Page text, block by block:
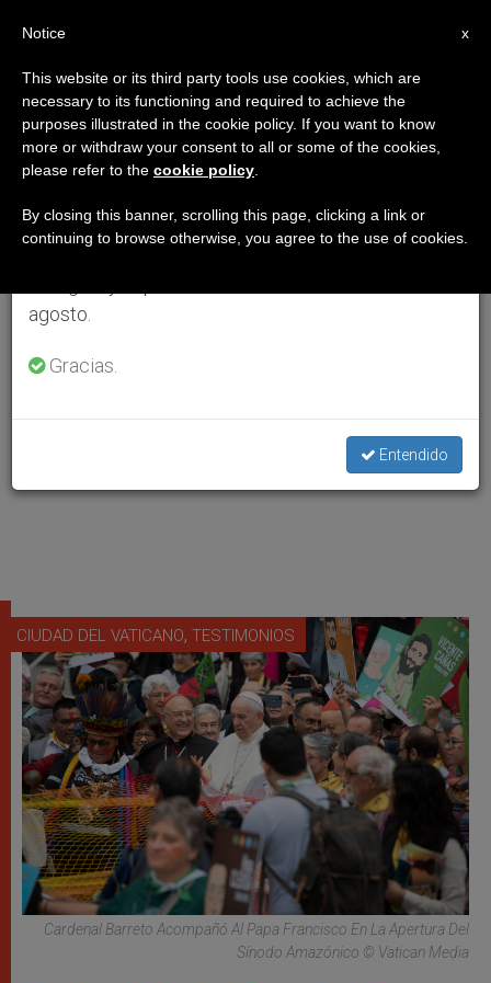
CIUDAD DEL VATICANO, TESTIMONIOS
Cardenal Barreto Acompañó Al Papa Francisco En La Apertura Del
Sínodo Amazónico © Vatican Media
×
Aviso importante
Del 27 de julio al 7 de agosto haremos la pausa
anual, aprovechando que en el periodo de verano
se generan menos informaciones y también el
agosto.
Gracias.
Entendido
x
Notice
This website or its third party tools use cookies, which are
necessary to its functioning and required to achieve the
purposes illustrated in the cookie policy. If you want to know
more or withdraw your consent to all or some of the cookies,
please refer to the cookie policy
By closing this banner, scrolling this page, clicking a link or
continuing to browse otherwise, you agree to the use of cookies.